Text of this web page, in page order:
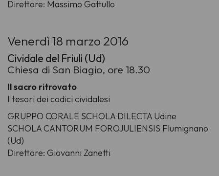
Direttore: Massimo Gattullo
Venerdì 18 marzo 2016
Cividale del Friuli (Ud)
Chiesa di San Biagio, ore 18.30
Il sacro ritrovato
I tesori dei codici cividalesi
GRUPPO CORALE SCHOLA DILECTA Udine
SCHOLA CANTORUM FOROJULIENSIS Flumignano
(Ud)
Direttore: Giovanni Zanetti